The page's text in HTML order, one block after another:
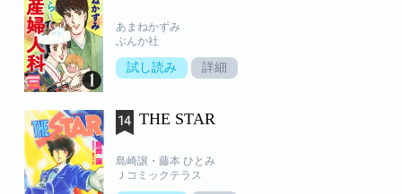
あまねかずみ
ぶんか社
試し読み 詳細
THE STAR
島崎譲・藤本 ひとみ
Ｊコミックテラス